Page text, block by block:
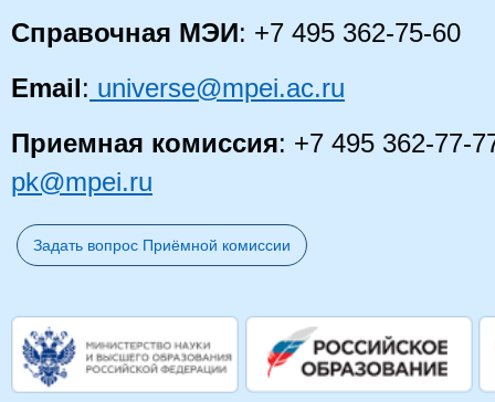
Справочная МЭИ: +7 495 362-75-60
Email: universe@mpei.ac.ru
Приемная комиссия: +7 495 362-77-
pk@mpei.ru
Задать вопрос Приёмной комиссии